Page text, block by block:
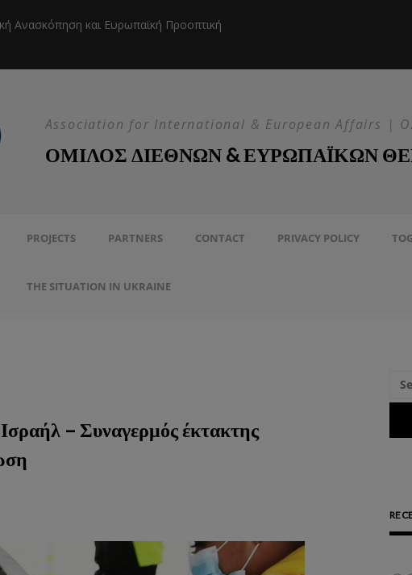
Ανασκόπηση και Ευρωπαϊκή Προοπτική Η EEAS και η
Association for International & European Affairs |
ΟΜΙΛΟΣ ΔΙΕΘΝΩΝ & ΕΥΡΩΠΑΪΚΩΝ
PROJECTS PARTNERS CONTACT PRIVACY POLICY
THE SITUATION IN UKRAINE
– Συναγερμός έκτακτης